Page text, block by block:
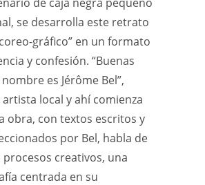
se desarrolla este retrato
gráfico” en un formato
y confesión. “Buenas
es Jérôme Bel”,
local y ahí comienza
obra, con textos escritos y
por Bel, habla de
procesos creativos, una
centrada en su